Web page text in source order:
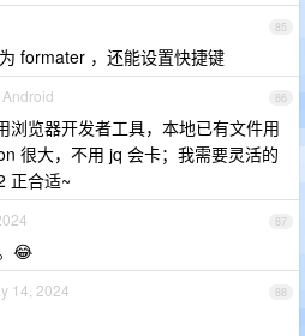
85
formater ，还能设置快捷键
86
浏览器开发者工具，本地已有文件用
很大，不用 jq 会卡；我需要灵活的
正合适~
87
😂
88
14, 2024